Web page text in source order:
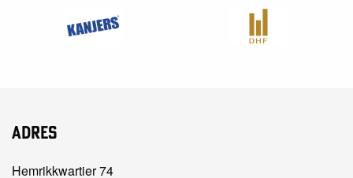
Adres
Hemrikkwartier 74